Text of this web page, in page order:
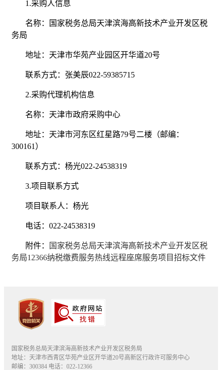
1.采购人信息
名称：国家税务总局天津滨海高新技术产业开发区税
务局
地址：天津市华苑产业园区开华道20号
联系方式：张美辰022-59385715
2.采购代理机构信息
名称：天津市政府采购中心
地址：天津市河东区红星路79号二楼（邮编：
300161）
联系方式：杨光022-24538319
3.项目联系方式
项目联系人：杨光
电话：022-24538319
附件：
国家税务总局天津滨海高新技术产业开发区税
务局12366纳税缴费服务热线远程座席服务项目招标文件
国家税务总局天津滨海高新技术产业开发区税务局
地址：天津市西青区华苑产业区开华道20号高新区行政许可服务中心
邮编：300384 电话：022-12366